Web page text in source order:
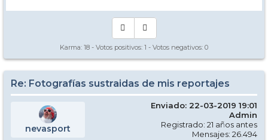
Karma: 18 - Votos positivos: 1 - Votos negativos: 0
Re: Fotografías sustraidas de mis reportajes
nevasport
Enviado: 22-03-2019 19:01
Admin
Registrado: 21 años antes
Mensajes: 26.494